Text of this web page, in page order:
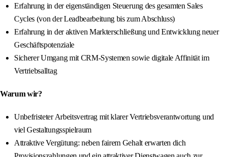
Erfahrung in der eigenständigen Steuerung des gesamten Sales
Cycles (von der Leadbearbeitung bis zum Abschluss)
Erfahrung in der aktiven Markterschließung und Entwicklung neuer
Geschäftspotenziale
Sicherer Umgang mit CRM-Systemen sowie digitale Affinität im
Vertriebsalltag
Warum wir?
Unbefristeter Arbeitsvertrag mit klarer Vertriebsverantwortung und
viel Gestaltungsspielraum
Attraktive Vergütung: neben fairem Gehalt erwarten dich